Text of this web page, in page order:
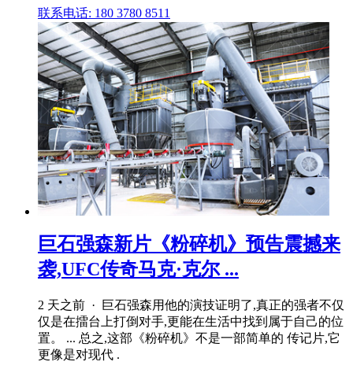
联系电话: 180 3780 8511
巨石强森新片《粉碎机》预告震撼来
袭,UFC传奇马克·克尔 ...
2 天之前 · 巨石强森用他的演技证明了,真正的强者不仅
仅是在擂台上打倒对手,更能在生活中找到属于自己的位
置。 ... 总之,这部《粉碎机》不是一部简单的 传记片,它
更像是对现代 .